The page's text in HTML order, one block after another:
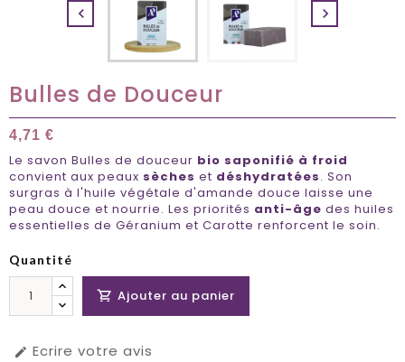
 
Bulles de Douceur
4,71 €
Le savon Bulles de douceur bio saponifié à froid
convient aux peaux sèches et déshydratées. Son
surgras à l'huile végétale d'amande douce laisse une
peau douce et nourrie. Les priorités anti-âge des huiles
essentielles de Géranium et Carotte renforcent le soin.
Quantité
 Ajouter au panier
 Ecrire votre avis